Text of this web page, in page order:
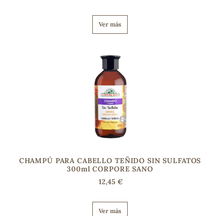
Ver más
CHAMPÚ PARA CABELLO TEÑIDO SIN SULFATOS
300ml CORPORE SANO
12,45 €
Ver más